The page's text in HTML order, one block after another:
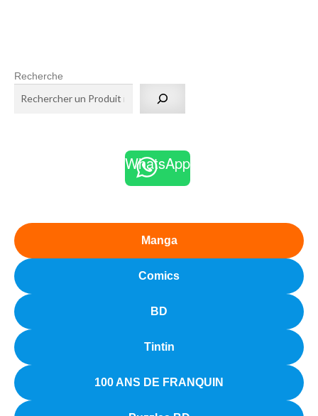
Recherche
WhatsApp
Manga
Comics
BD
Tintin
100 ANS DE FRANQUIN